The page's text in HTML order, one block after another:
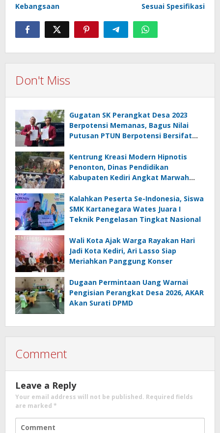
Kebangsaan
Sesuai Spesifikasi
Don't Miss
Gugatan SK Perangkat Desa 2023
Berpotensi Memanas, Bagus Nilai
Putusan PTUN Berpotensi Bersifat
Kentrung Kreasi Modern Hipnotis
Penonton, Dinas Pendidikan
Kabupaten Kediri Angkat Marwah
Kalahkan Peserta Se-Indonesia, Siswa
SMK Kartanegara Wates Juara I
Teknik Pengelasan Tingkat Nasional
Wali Kota Ajak Warga Rayakan Hari
Jadi Kota Kediri, Ari Lasso Siap
Meriahkan Panggung Konser
Dugaan Permintaan Uang Warnai
Pengisian Perangkat Desa 2026, AKAR
Akan Surati DPMD
Comment
Leave a Reply
Your email address will not be published. Required fields
are marked *